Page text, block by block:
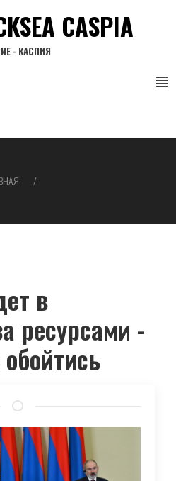
CASPIA
- КАСПИЯ
в
ресурсами -